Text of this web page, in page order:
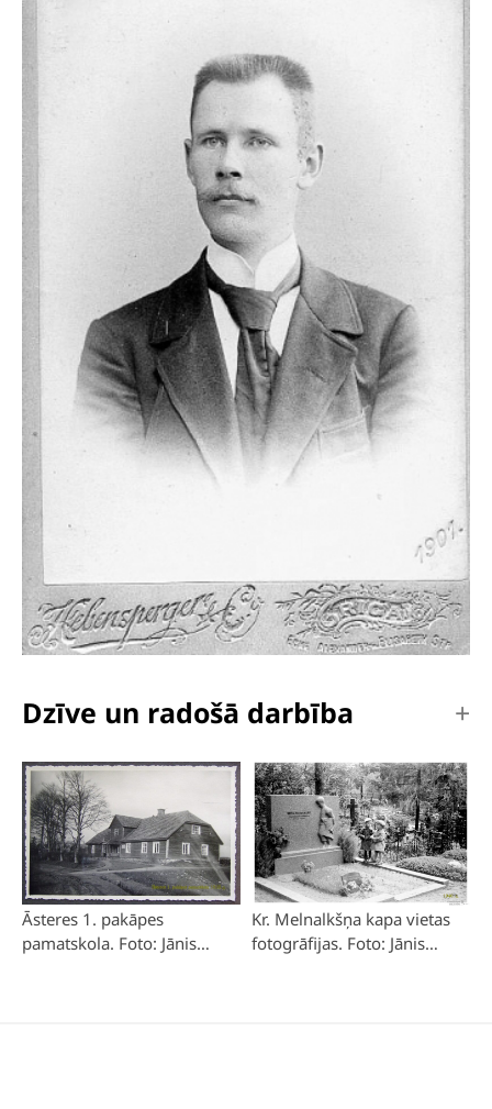
Dzīve un radošā darbība
Āsteres 1. pakāpes
pamatskola. Foto: Jānis
Kr. Melnalkšņa kapa vietas
fotogrāfijas. Foto: Jānis